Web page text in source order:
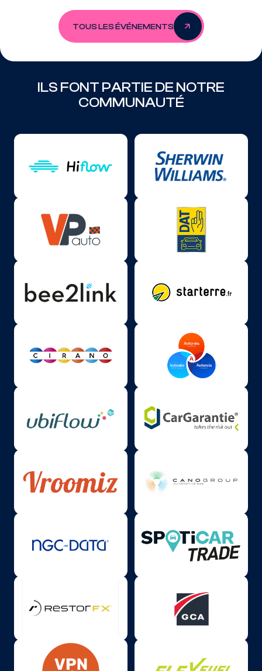
TOUS LES ÉVÉNEMENTS
ILS FONT PARTIE DE NOTRE
COMMUNAUTÉ